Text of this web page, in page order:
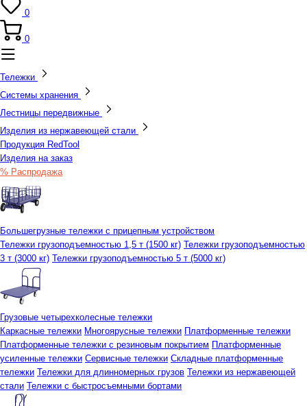
0
0
Тележки
Системы хранения
Лестницы передвижные
Изделия из нержавеющей стали
Продукция RedTool
Изделия на заказ
% Распродажа
Большегрузные тележки с прицепным устройством
Тележки грузоподъемностью 1,5 т (1500 кг) Тележки грузоподъемностью
3 т (3000 кг) Тележки грузоподъемностью 5 т (5000 кг)
Грузовые четырехколесные тележки
Каркасные тележки Многоярусные тележки Платформенные тележки
Платформенные тележки с резиновым покрытием Платформенные
усиленные тележки Сервисные тележки Складные платформенные
тележки Тележки для длинномерных грузов Тележки из нержавеющей
стали Тележки с быстросъемными бортами